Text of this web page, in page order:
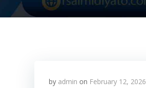
by admin on February 12, 2026